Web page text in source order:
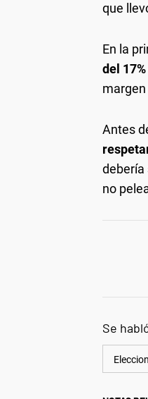
que
En la
del
Antes
debería
no
Se